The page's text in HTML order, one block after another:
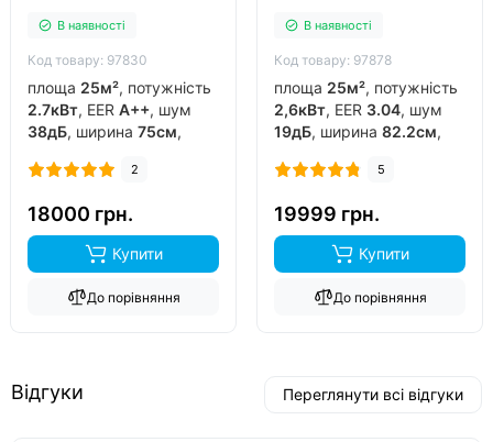
В наявності
Код товару: 97830
площа 25м², потужність
2.7кВт, EER A++, шум
38дБ, ширина 75см,
китай, інвертор
2
18000 грн.
Купити
До порівняння
В наявності
Код товару: 97878
площа 25м², потужність
2,6кВт, EER 3.04, шум
19дБ, ширина 82.2см,
китай, інвертор
5
19999 грн.
Купити
До порівняння
Відгуки Переглянути всі відгуки